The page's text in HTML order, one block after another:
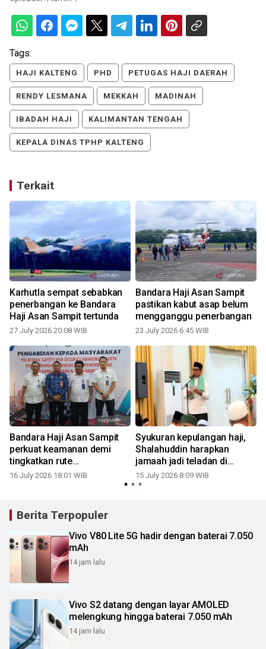
Tags:
HAJI KALTENG PHD PETUGAS HAJI DAERAH
RENDY LESMANA MEKKAH MADINAH
IBADAH HAJI KALIMANTAN TENGAH
KEPALA DINAS TPHP KALTENG
Terkait
Karhutla sempat sebabkan
penerbangan ke Bandara
Haji Asan Sampit tertunda
27 July 2026 20:08 WIB
Bandara Haji Asan Sampit
pastikan kabut asap belum
mengganggu penerbangan
23 July 2026 6:45 WIB
Bandara Haji Asan Sampit
perkuat keamanan demi
tingkatkan rute
penerbangan
16 July 2026 18:01 WIB
Syukuran kepulangan haji,
Shalahuddin harapkan
jamaah jadi teladan di
masyarakat
15 July 2026 8:09 WIB
Berita Terpopuler
Vivo V80 Lite 5G hadir dengan baterai 7.050
mAh
14 jam lalu
Vivo S2 datang dengan layar AMOLED
melengkung hingga baterai 7.050 mAh
14 jam lalu